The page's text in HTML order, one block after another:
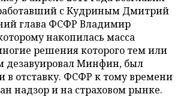
с Кудриным Дмитрий
глава ФСФР Владимир
накопилась масса
решения которого тем или
дезавуировал Минфин, был
в отставку. ФСФР к тому времени
надзор и на страховом рынке.